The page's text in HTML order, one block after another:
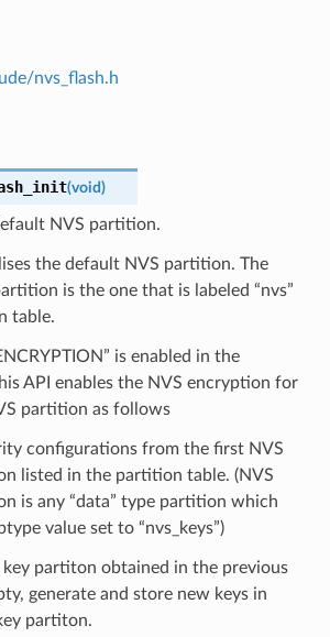
nvs_flash.h
(void)
NVS partition.
the default NVS partition. The
is the one that is labeled “nvs”
table.
is enabled in the
API enables the NVS encryption for
partition as follows
configurations from the first NVS
listed in the partition table. (NVS
is any “data” type partition which
value set to “nvs_keys”)
key partiton obtained in the previous
generate and store new keys in
partiton.